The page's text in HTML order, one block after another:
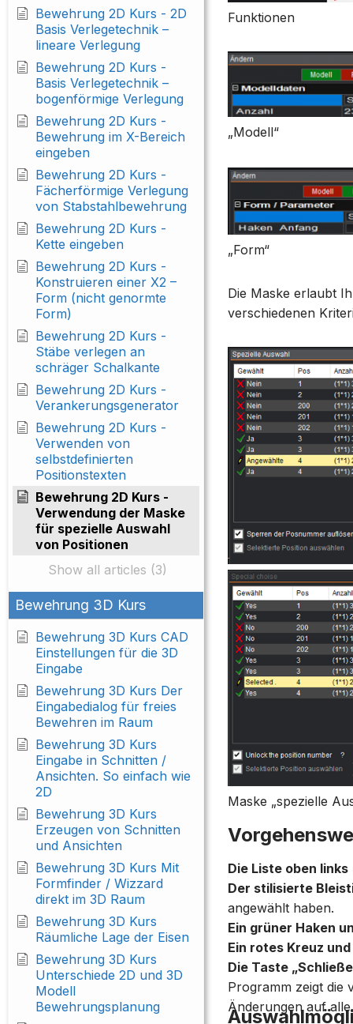
Bewehrung 2D Kurs - 2D
Basis Verlegetechnik –
lineare Verlegung
Bewehrung 2D Kurs -
Basis Verlegetechnik –
bogenförmige Verlegung
Bewehrung 2D Kurs -
Bewehrung im X-Bereich
eingeben
Bewehrung 2D Kurs -
Fächerförmige Verlegung
von Stabstahlbewehrung
Bewehrung 2D Kurs -
Kette eingeben
Bewehrung 2D Kurs -
Konstruieren einer X2 –
Form (nicht genormte
Form)
Bewehrung 2D Kurs -
Stäbe verlegen an
schräger Schalkante
Bewehrung 2D Kurs -
Verankerungsgenerator
Bewehrung 2D Kurs -
Verwenden von
selbstdefinierten
Positionstexten
Bewehrung 2D Kurs -
Verwendung der Maske
für spezielle Auswahl
von Positionen
Show all articles (3)
Bewehrung 3D Kurs
Bewehrung 3D Kurs CAD
Einstellungen für die 3D
Eingabe
Bewehrung 3D Kurs Der
Eingabedialog für freies
Bewehren im Raum
Bewehrung 3D Kurs
Eingabe in Schnitten /
Ansichten. So einfach wie
2D
Bewehrung 3D Kurs
Erzeugen von Schnitten
und Ansichten
Bewehrung 3D Kurs Mit
Formfinder / Wizzard
direkt im 3D Raum
Bewehrung 3D Kurs
Räumliche Lage der Eisen
Bewehrung 3D Kurs
Unterschiede 2D und 3D
Modell
Bewehrungsplanung
Funktionen
„Modell“
„Form“
Die Maske erlaubt
verschiedenen
Maske „spezielle
Die Liste oben links
Der stilisierte
angewählt haben.
Ein grüner Haken
Ein rotes Kreuz
Die Taste
Programm zeigt die
Änderungen auf